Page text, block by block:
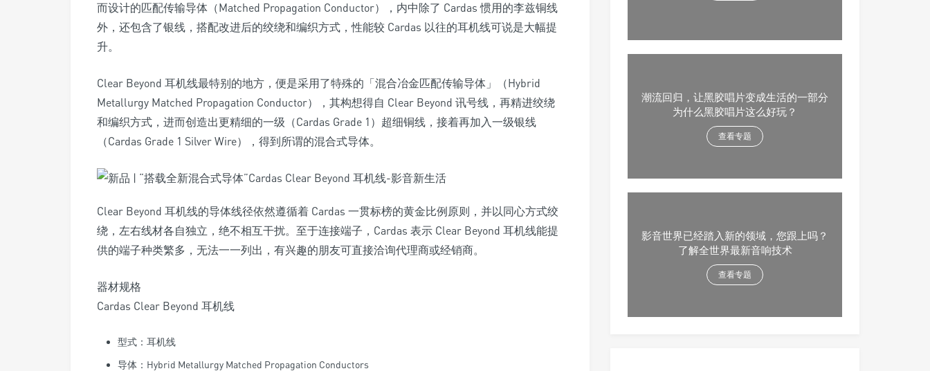
而设计的匹配传输导体（Matched Propagation Conductor），内中除了 Cardas 惯用的李兹铜线
外，还包含了银线，搭配改进后的绞绕和编织方式，性能较 Cardas 以往的耳机线可说是大幅提
升。
Clear Beyond 耳机线最特别的地方，便是采用了特殊的「混合冶金匹配传输导体」（Hybrid
Metallurgy Matched Propagation Conductor），其构想得自 Clear Beyond 讯号线，再精进绞绕
和编织方式，进而创造出更精细的一级（Cardas Grade 1）超细铜线，接着再加入一级银线
（Cardas Grade 1 Silver Wire），得到所谓的混合式导体。
Clear Beyond 耳机线的导体线径依然遵循着 Cardas 一贯标榜的黄金比例原则，并以同心方式绞
绕，左右线材各自独立，绝不相互干扰。至于连接端子，Cardas 表示 Clear Beyond 耳机线能提
供的端子种类繁多，无法一一列出，有兴趣的朋友可直接洽询代理商或经销商。
器材规格
Cardas Clear Beyond 耳机线
型式：耳机线
导体：Hybrid Metallurgy Matched Propagation Conductors
潮流回归，让黑胶唱片变成生活的一部分
为什么黑胶唱片这么好玩？
查看专题
影音世界已经踏入新的领域，您跟上吗？
了解全世界最新音响技术
查看专题